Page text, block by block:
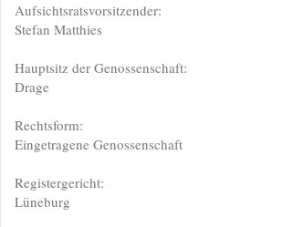
Aufsichtsratsvorsitzender:
Stefan Matthies
Hauptsitz der Genossenschaft:
Drage
Rechtsform:
Eingetragene Genossenschaft
Registergericht:
Lüneburg